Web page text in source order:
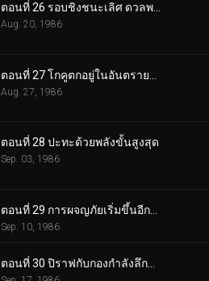
ตอนที่ 26 รอบชิงชนะเลิศ ดวลพลังคลื่นเต่า
Aug. 20, 1986
Aug. 27, 1986
ตอนที่ 28 ปะทะด้วยพลังขั้นสูงสุด
Sep. 03, 1986
Sep. 10, 1986
ตอนที่ 30 ปิราฟกับกองกำลังลึกลับ